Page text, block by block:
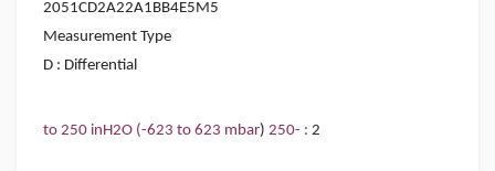
2051CD2A22A1BB4E5M5
Measurement Type
D : Differential
2
: -250
to 250 inH2O (-623 to 623 mbar)